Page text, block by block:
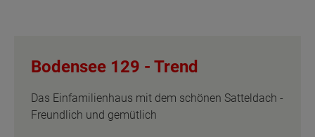
Bodensee 129 - Trend
Das Einfamilienhaus mit dem schönen Satteldach -
Freundlich und gemütlich